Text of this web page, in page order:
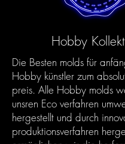
Hobby
Die Besten molds für
Hobby künstler zum
preis. Alle Hobby molds
unsren Eco verfahren
hergestellt und durch
produktionsverfahren